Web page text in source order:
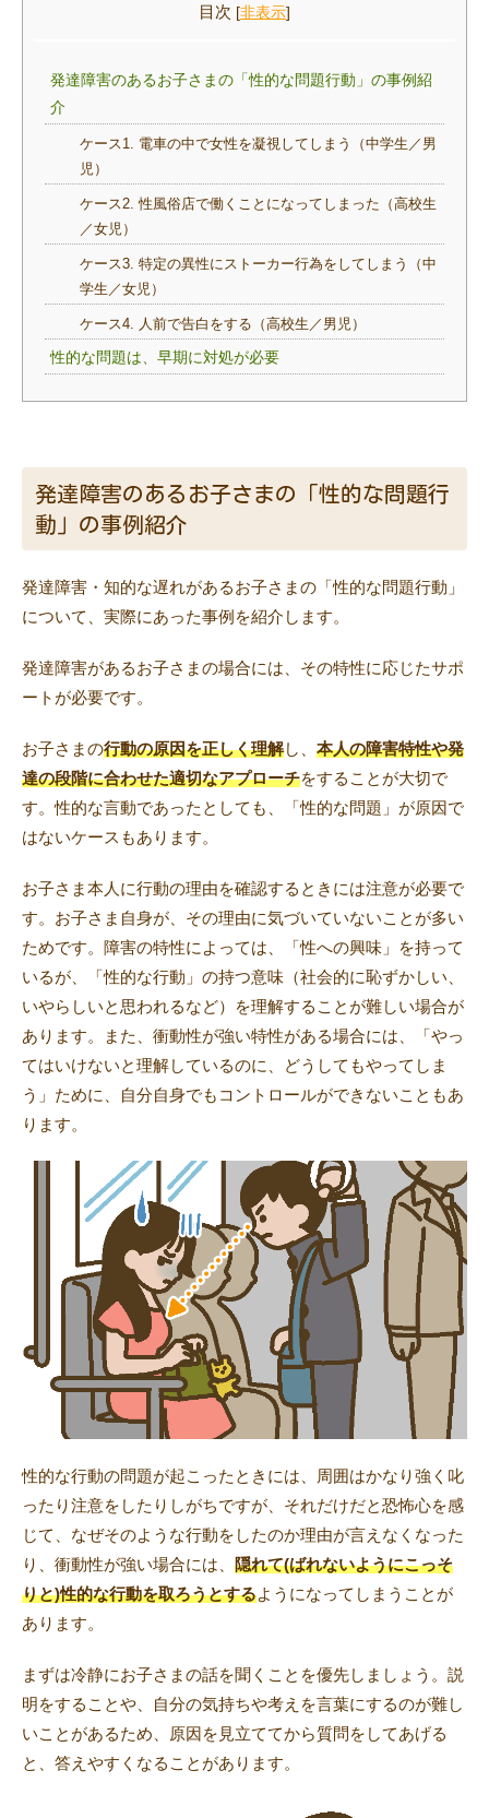
目次 [非表示]
発達障害のあるお子さまの「性的な問題行動」の事例紹
介
ケース1. 電車の中で女性を凝視してしまう（中学生／男
児）
ケース2. 性風俗店で働くことになってしまった（高校生
／女児）
ケース3. 特定の異性にストーカー行為をしてしまう（中
学生／女児）
ケース4. 人前で告白をする（高校生／男児）
性的な問題は、早期に対処が必要
発達障害のあるお子さまの「性的な問題行
動」の事例紹介
発達障害・知的な遅れがあるお子さまの「性的な問題行動」
について、実際にあった事例を紹介します。
発達障害があるお子さまの場合には、その特性に応じたサポ
ートが必要です。
お子さまの行動の原因を正しく理解し、 本人の障害特性や発
達の段階に合わせた適切なアプローチをすることが大切で
す。性的な言動であったとしても、「性的な問題」が原因で
はないケースもあります。
お子さま本人に行動の理由を確認するときには注意が必要で
す。お子さま自身が、その理由に気づいていないことが多い
ためです。障害の特性によっては、「性への興味」を持って
いるが、「性的な行動」の持つ意味（社会的に恥ずかしい、
いやらしいと思われるなど）を理解することが難しい場合が
あります。また、衝動性が強い特性がある場合には、「やっ
てはいけないと理解しているのに、どうしてもやってしま
う」ために、自分自身でもコントロールができないこともあ
ります。
性的な行動の問題が起こったときには、周囲はかなり強く叱
ったり注意をしたりしがちですが、それだけだと恐怖心を感
じて、なぜそのような行動をしたのか理由が言えなくなった
り、衝動性が強い場合には、 隠れて(ばれないようにこっそ
りと)性的な行動を取ろうとするようになってしまうことが
あります。
まずは冷静にお子さまの話を聞くことを優先しましょう。説
明をすることや、自分の気持ちや考えを言葉にするのが難し
いことがあるため、原因を見立ててから質問をしてあげる
と、答えやすくなることがあります。